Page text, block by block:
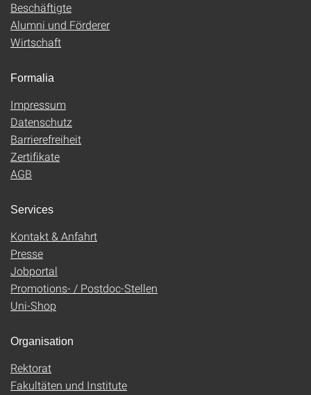
Beschäftigte
Alumni und Förderer
Wirtschaft
Formalia
Impressum
Datenschutz
Barrierefreiheit
Zertifikate
AGB
Services
Kontakt & Anfahrt
Presse
Jobportal
Promotions- / Postdoc-Stellen
Uni-Shop
Organisation
Rektorat
Fakultäten und Institute